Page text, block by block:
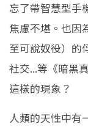
忘了帶智慧型手
焦慮不堪。也因
至可說奴役）的
社交...等《暗黑
這樣的現象？
人類的天性中有